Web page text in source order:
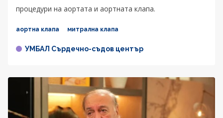
процедури на аортата и аортната клапа.
аортна клапа митрална клапа
УМБАЛ Сърдечно-съдов център